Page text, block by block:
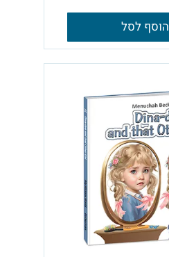
הוסף לסל